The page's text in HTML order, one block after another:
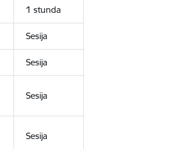
1 stunda
Sesija
Sesija
Sesija
Sesija